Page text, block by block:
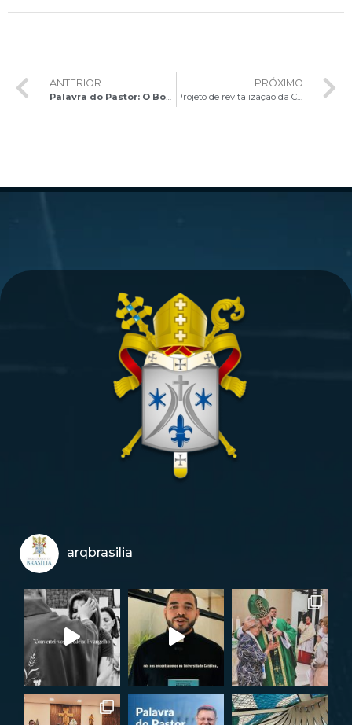
ANTERIOR
Palavra do Pastor: O Bom Pastor dá a vida por suas ovelhas
PRÓXIMO
Projeto de revitalização da Catedral será apresentado hoje à noite
arqbrasilia